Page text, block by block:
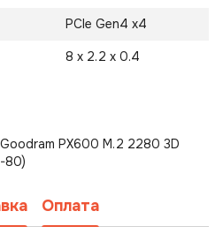
PCIe Gen4 x4
8 х 2.2 х 0.4
PX600 M.2 2280 3D
80)
Оплата